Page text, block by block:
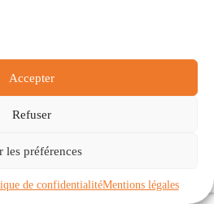
Accepter
Refuser
les préférences
de confidentialitéMentions légales
À propos
de cookies (UE)